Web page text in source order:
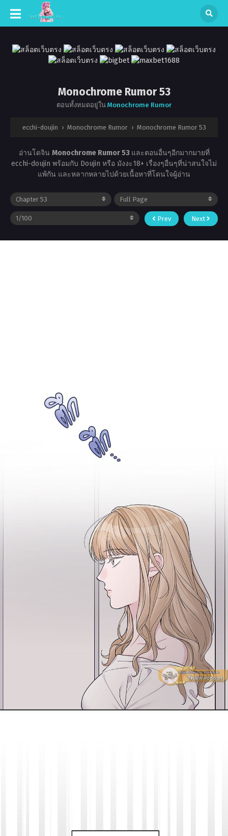
Monochrome Rumor 53
ตอนทั้งหมดอยู่ใน Monochrome Rumor
ecchi-doujin › Monochrome Rumor › Monochrome Rumor 53
อ่านโดจิน Monochrome Rumor 53 และตอนอื่นๆอีกมากมายที่
ecchi-doujin พร้อมกับ Doujin หรือ มังงะ18+ เรื่องๆอื่นๆที่น่าสนใจไม่
แพ้กัน และหลากหลายไปด้วยเนื้อหาที่โดนใจผู้อ่าน
Prev Next